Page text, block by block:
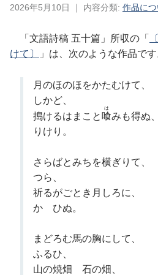
2026年5月10日 ｜ 内容分類: 作品に
「文語詩稿 五十篇」所収の「
けて〕
」は、次のような作品です
月のほのほをかたむけ
しかど、
搗けるはまこと 喰
は
みも得
りけり。
さらばとみちを横ぎり
つら、
祈るがごとき月しろに
かゞひぬ。
まどろむ馬の胸にして
ふるひ、
山の焼畑 石の畑、